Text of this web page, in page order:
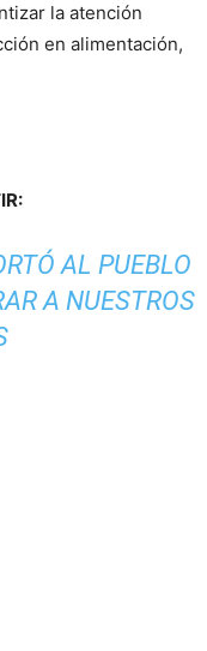
la atención
en alimentación,
AL PUEBLO
A NUESTROS